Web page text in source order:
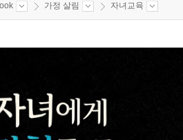
가정 살림 자녀교육